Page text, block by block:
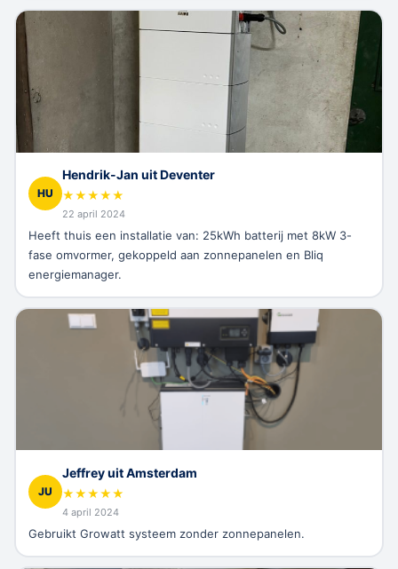
HU
Hendrik-Jan uit Deventer
★★★★★
22 april 2024
Heeft thuis een installatie van: 25kWh batterij met 8kW 3-
fase omvormer, gekoppeld aan zonnepanelen en Bliq
energiemanager.
JU
Jeffrey uit Amsterdam
★★★★★
4 april 2024
Gebruikt Growatt systeem zonder zonnepanelen.